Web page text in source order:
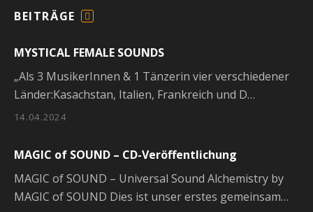
BEITRÄGE
E
MYSTICAL FEMALE SOUNDS
14.04.2024
„Als 3 MusikerInnen & 1 Tänzerin vier verschiedener
Länder:Kasachstan, Italien, Frankreich und D…
MAGIC of SOUND – CD-Veröffentlichung
MAGIC of SOUND – Universal Sound Alchemistry by
MAGIC of SOUND Dies ist unser erstes gemeinsam…